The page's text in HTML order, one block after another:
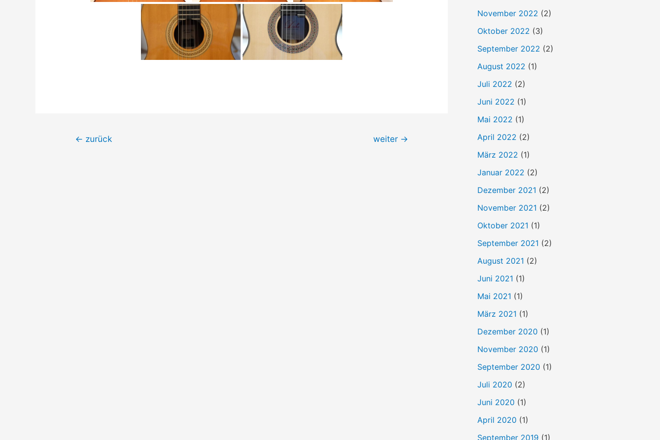
Beitrags-
← zurück weiter →
h
November 2022 (2)
Oktober 2022 (3)
September 2022 (2)
August 2022 (1)
Juli 2022 (2)
Juni 2022 (1)
Mai 2022 (1)
April 2022 (2)
März 2022 (1)
Januar 2022 (2)
Dezember 2021 (2)
November 2021 (2)
Oktober 2021 (1)
September 2021 (2)
August 2021 (2)
Juni 2021 (1)
Mai 2021 (1)
März 2021 (1)
Dezember 2020 (1)
November 2020 (1)
September 2020 (1)
Juli 2020 (2)
Juni 2020 (1)
April 2020 (1)
September 2019 (1)